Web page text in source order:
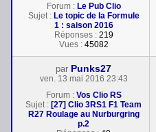
Forum : Le Pub Clio
Sujet : Le topic de la Formule
1 : saison 2016
Réponses : 219
Vues : 45082
par Punks27
ven. 13 mai 2016 23:43
Forum : Vos Clio RS
Sujet : [27] Clio 3RS1 F1 Team
R27 Roulage au Nurburgring
p.2